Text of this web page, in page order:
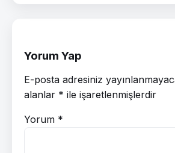
Yorum Yap
E-posta adresiniz
alanlar * ile işaretlenmişlerdir
Yorum *